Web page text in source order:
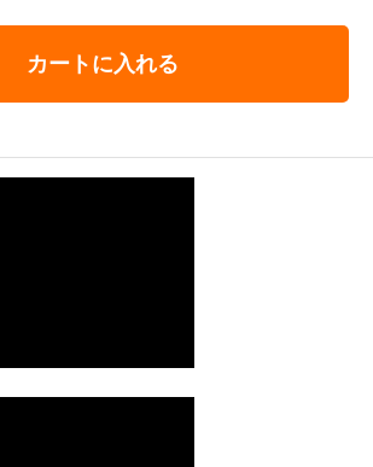
カートに入れる